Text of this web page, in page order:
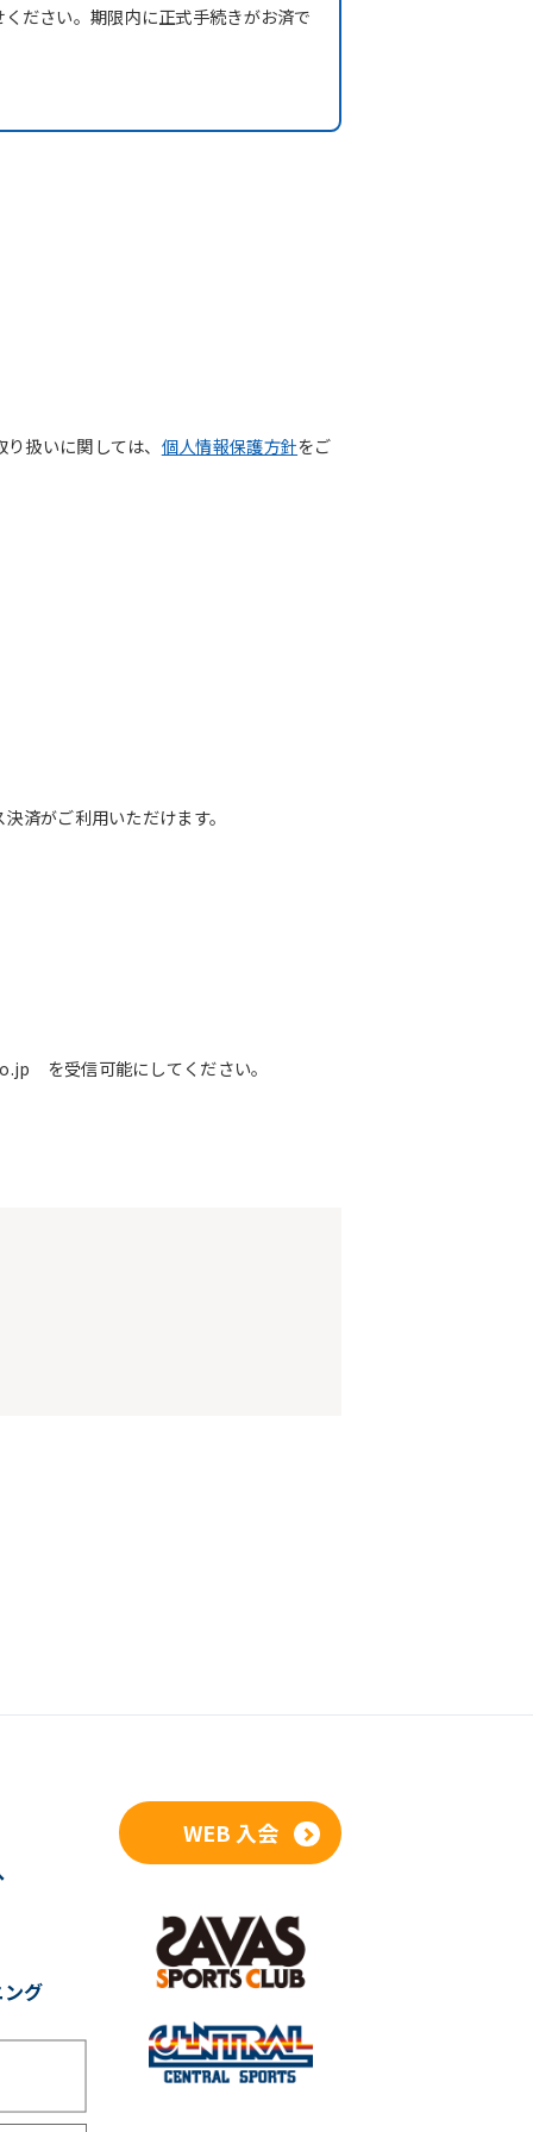
ださい。期限内に正式手続きがお済で
扱いに関しては、 個人情報保護方針をご
済がご利用いただけます。
を受信可能にしてください。
グ
WEB 入会